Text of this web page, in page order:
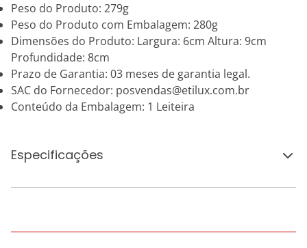
Peso do Produto: 279g
Peso do Produto com Embalagem: 280g
Dimensões do Produto: Largura: 6cm Altura: 9cm
Profundidade: 8cm
Prazo de Garantia: 03 meses de garantia legal.
SAC do Fornecedor: posvendas@etilux.com.br
Conteúdo da Embalagem: 1 Leiteira
Especificações